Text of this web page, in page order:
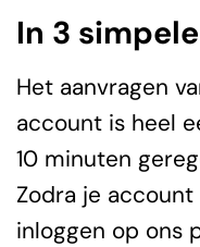
In 3
Het aanvragen
account is heel
10 minuten
Zodra je
inloggen op ons